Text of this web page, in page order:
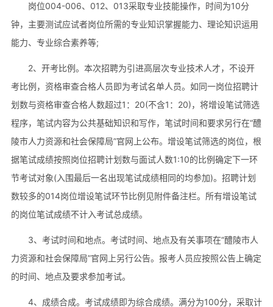
岗位004-006、012、013采取专业技能操作，时间为10分
钟，主要测试应试者岗位所需的专业知识掌握能力、理论知识运用
能力、专业综合素养等;
2、开考比例。本次招聘为引进高层次专业技术人才，不设开
考比例，资格审查合格人员即为考试名单人员。如同一岗位招聘计
划数与资格审查合格人数超过1：20(不含1：20)，将增设笔试筛选
程序，笔试内容为公共基础知识和写作，笔试时间和要求另行在“醴
陵市人力资源和社会保障局”官网上公布。增设笔试筛选的岗位，根
据笔试成绩按照岗位招聘计划数与面试人数1:10的比例确定下一环
节考试对象(入围最后一名出现笔试成绩相同的均参加)。招聘计划
数较多的014岗位增设笔试环节比例见附件备注栏。所有增设笔试
的岗位笔试成绩不计入考试总成绩。
3、考试时间和地点。考试时间、地点及有关事项在“醴陵市人
力资源和社会保障局”官网上另行公告。报考人员应按照公告上确定
的时间、地点及要求参加考试。
4、成绩合成。考试成绩即为综合成绩。满分为100分，采取计